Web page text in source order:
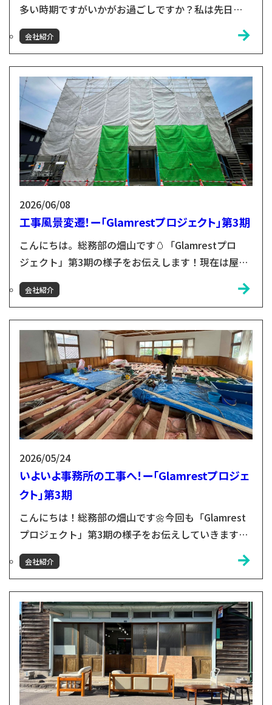
多い時期ですがいかがお過ごしですか？私は先日
「INAKAFES CAMP 2026」へ行ってきました😄雨の
中でしたが大変盛り上がり、小友木材店としても様々
た。また改めて様子をお伝えしますね！さて、
「Glamrestプロジェクト」第3期の様子をお伝えしま
す。今回は6月時点での2階の様子をお届け！👆2階に
は...
会社紹介
2026/06/08
工事風景変遷！ー「Glamrestプロジェクト」第3期
こんにちは。総務部の畑山です🥚「Glamrestプロ
ジェクト」第3期の様子をお伝えします！現在は屋根
をメインに工事を行っているところです。屋根の瓦を
落とし、古い屋根を新しくし強固にする工事をしてい
リーズ』をお届けします。👆5月7日 側面に足場がで
きました。👆いつの間にか、反対側にも足場が！ここ
は事務所と加工場の間のスペースで、足場を設置する
には割と狭...
会社紹介
2026/05/24
いよいよ事務所の工事へ！ー「Glamrestプロジェ
クト」第3期
こんにちは！総務部の畑山です🌼今回も「Glamrest
プロジェクト」第3期の様子をお伝えしていきます。
その前にひとつ個人的な嬉しい出来事をご紹介いたし
ます！先日、レトロで可愛らしいアイテムが私のもと
のではないでしょうか！？実はこちらは、マルカンビ
ル大食堂が開店して以来ずっと使われてきた箸立ての
「復刻版」なんです🍦🥢小さい頃から家族でマルカン
にご飯を食...
会社紹介